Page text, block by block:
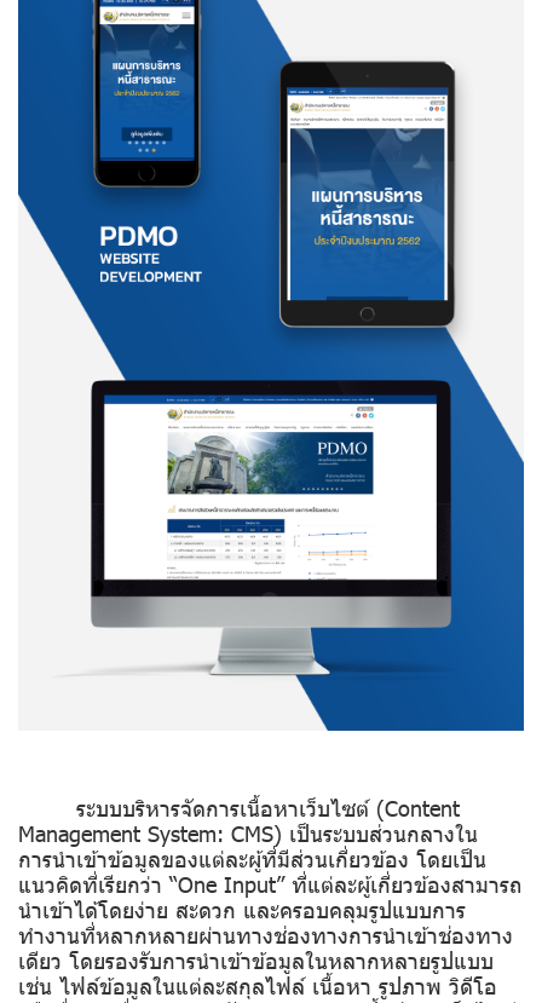
ระบบบริหารจัดการเนื้อหาเว็บไซต์ (Content
Management System: CMS) เป็นระบบส่วนกลางใน
การนำเข้าข้อมูลของแต่ละผู้ที่มีส่วนเกี่ยวข้อง โดยเป็น
แนวคิดที่เรียกว่า “One Input” ที่แต่ละผู้เกี่ยวข้องสามารถ
นำเข้าได้โดยง่าย สะดวก และครอบคลุมรูปแบบการ
ทำงานที่หลากหลายผ่านทางช่องทางการนำเข้าช่องทาง
เดียว โดยรองรับการนำเข้าข้อมูลในหลากหลายรูปแบบ
เช่น ไฟล์ข้อมูลในแต่ละสกุลไฟล์ เนื้อหา รูปภาพ วิดีโอ